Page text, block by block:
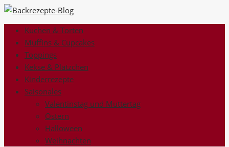
Kuchen & Torten
Muffins & Cupcakes
Toppings
Kekse & Plätzchen
Kinderrezepte
Saisonales
Valentinstag und Muttertag
Ostern
Halloween
Weihnachten